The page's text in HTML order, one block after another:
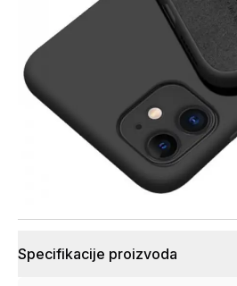
Specifikacije proizvoda